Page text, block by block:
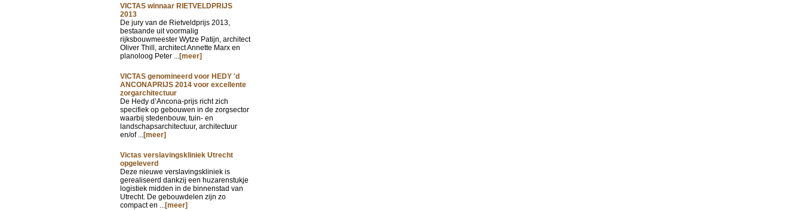
VICTAS winnaar RIETVELDPRIJS
2013
De jury van de Rietveldprijs 2013,
bestaande uit voormalig
rijksbouwmeester Wytze Patijn, architect
Oliver Thill, architect Annette Marx en
planoloog Peter ...[meer]
VICTAS genomineerd voor HEDY 'd
ANCONAPRIJS 2014 voor excellente
zorgarchitectuur
De Hedy d’Ancona-prijs richt zich
specifiek op gebouwen in de zorgsector
waarbij stedenbouw, tuin- en
landschapsarchitectuur, architectuur
en/of ...[meer]
Victas verslavingskliniek Utrecht
opgeleverd
Deze nieuwe verslavingskliniek is
gerealiseerd dankzij een huzarenstukje
logistiek midden in de binnenstad van
Utrecht. De gebouwdelen zijn zo
compact en ...[meer]